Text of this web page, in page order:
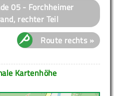
05 - Forchheimer
rechter Teil
Route rechts »
Kartenhöhe